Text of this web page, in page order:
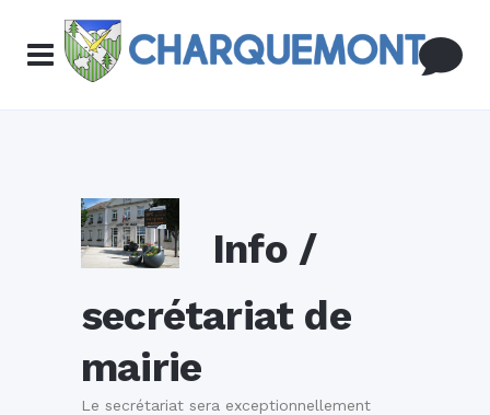
Info /
secrétariat de
mairie
Le secrétariat sera exceptionnellement